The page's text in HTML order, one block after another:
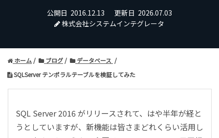
公開日 2016.12.13 更新日 2026.07.03
株式会社システムインテグレータ
ホーム ブログ
データベース
SQLServer テンポラルテーブルを検証してみた
SQL Server 2016 がリリースされて、はや半年が経と
うとしていますが、新機能は皆さまどれくらい活用し